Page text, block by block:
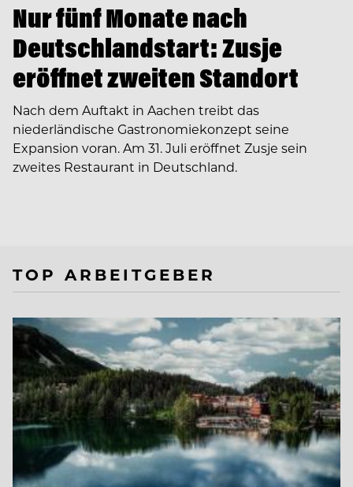
Nur fünf Monate nach
Deutschlandstart: Zusje
eröffnet zweiten Standort
Nach dem Auftakt in Aachen treibt das
niederländische Gastronomiekonzept seine
Expansion voran. Am 31. Juli eröffnet Zusje sein
zweites Restaurant in Deutschland.
TOP ARBEITGEBER